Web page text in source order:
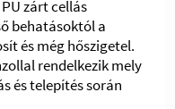
zárt cellás
behatásoktól a
és még hőszigetel.
rendelkezik mely
és telepítés során